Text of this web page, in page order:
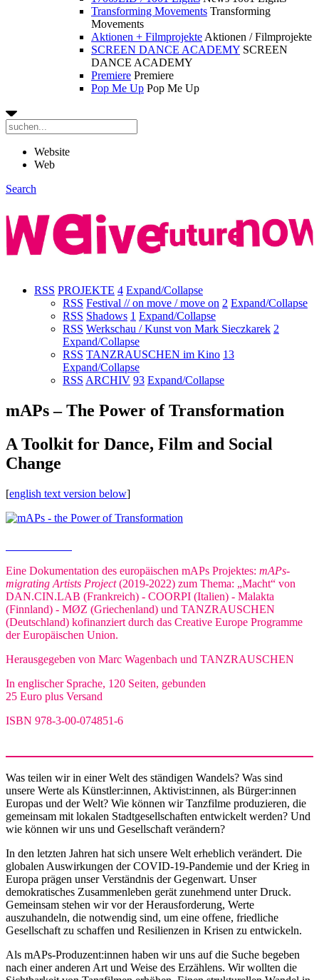
Transforming Movements Transforming
Movements
Aktionen + Filmprojekte Aktionen / Filmprojekte
SCREEN DANCE ACADEMY SCREEN
DANCE ACADEMY
Premiere Premiere
Pop Me Up Pop Me Up
Website
Web
Search
RSS PROJEKTE 4 Expand/Collapse
RSS Festival // on move / move on 2 Expand/Collapse
RSS Shadows 1 Expand/Collapse
RSS Werkschau / Kunst von Mark Sieczkarek 2
Expand/Collapse
RSS TANZRAUSCHEN im Kino 13
Expand/Collapse
RSS ARCHIV 93 Expand/Collapse
mAPs – The Power of Transformation
A Toolkit for Dance, Film and Social
Change
[english text version below]
Eine Dokumentation des europäischen mAPs Projektes: mAPs-
migrating Artists Project(2019-2022) zum Thema: „Macht“ von
DAN.CIN.LAB (Frankreich) - COORPI (Italien) - Malakta
(Finnland) - MØZ (Griechenland) und TANZRAUSCHEN
(Deutschland) kofinanziert durch das Creative Europe Programme
der Europäischen Union.
Herausgegeben von Marc Wagenbach und TANZRAUSCHEN
In englischer Sprache, 120 Seiten, gebunden
25 Euro plus Versand
ISBN 978-3-00-074851-6
Was teilen wir in einer Welt des ständigen Wandels? Was sind
unsere Werte als Künstler:innen, Aktivist:innen, als Bürger:innen
Europas und der Welt? Wie können wir Tanzfilme produzieren, die
gemeinsam mit lokalen Stadtgesellschaften entwickelt werden? Und
wie können wir uns und Gesellschaft verändern?
In den letzten Jahren hat sich unsere Welt erheblich verändert. Die
globalen Auswirkungen der COVID-19-Pandemie und der Krieg in
Europa prägen unser Verständnis der Gegenwart. Unser
demokratisches Zusammenleben gerät zunehmend unter Druck.
Gemeinsam stehen wir vor der Herausforderung, Werte
auszuhandeln, die notwendig sind, um eine offene, friedliche
Gesellschaft zu schaffen und Resilienzen in Krisen zu entwickeln.
Als mAPs-Produzent:innen haben wir uns auf die Suche begeben
nach einer anderen Art und Weise des Erzählens. Wir wollten die